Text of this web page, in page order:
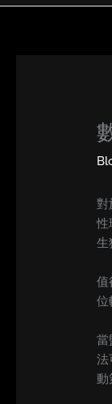
對
性
生
值
位
當
法
動